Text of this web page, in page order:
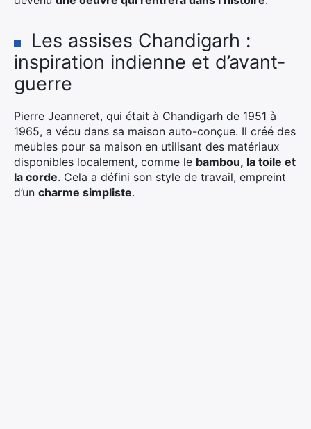
Les assises Chandigarh :
inspiration indienne et d’avant-
guerre
Pierre Jeanneret, qui était à Chandigarh de 1951 à
1965, a vécu dans sa maison auto-conçue. Il créé des
meubles pour sa maison en utilisant des matériaux
disponibles localement, comme le bambou, la toile et
la corde. Cela a défini son style de travail, empreint
d’un charme simpliste.